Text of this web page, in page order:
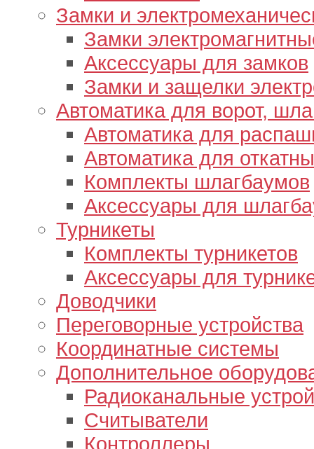
Замки и
Замки
Аксессуары для замков
Замки и защелки
Автоматика для ворот,
Автоматика для
Автоматика для
Комплекты шлагбаумов
Аксессуары для
Турникеты
Комплекты турникетов
Аксессуары для
Доводчики
Переговорные устройства
Координатные системы
Дополнительное
Радиоканальные
Считыватели
Контроллеры